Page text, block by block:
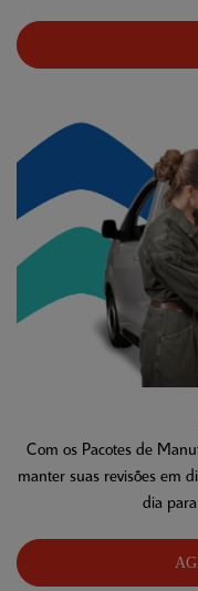
Com os Pacotes de
manter suas revisões em
dia